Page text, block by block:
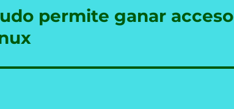
permite ganar acceso